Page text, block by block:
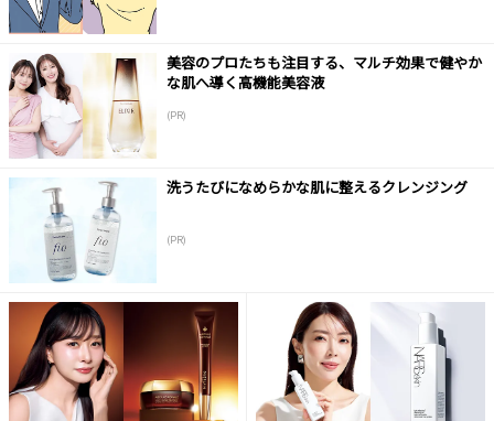
美容のプロたちも注目する、マルチ効果で健やか
な肌へ導く高機能美容液
(PR)
洗うたびになめらかな肌に整えるクレンジング
(PR)